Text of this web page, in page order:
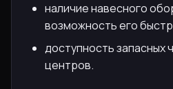
наличие навесного
возможность его
доступность запасных
центров.